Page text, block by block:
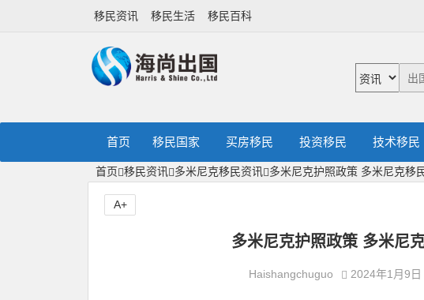
移民资讯 移民生活 移民百科
首页 移民国家 买房移民 投资移民 技术移民
首页 移民资讯 多米尼克移民资讯 多米尼克护照政策 多米尼克移
多米尼克护照政策 多米尼
Haishangchuguo 2024年1月9日
A+